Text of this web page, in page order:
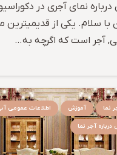
نمای آجری در
با سلام. یکی از قدیمیترین
آجر است که اگرچه به…
نما آموزش
اطلاعات عمومی
آجر نما